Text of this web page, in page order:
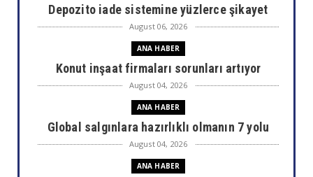
Depozito iade sistemine yüzlerce şikayet
August 06, 2026
ANA HABER
Konut inşaat firmaları sorunları artıyor
August 04, 2026
ANA HABER
Global salgınlara hazırlıklı olmanın 7 yolu
August 04, 2026
ANA HABER